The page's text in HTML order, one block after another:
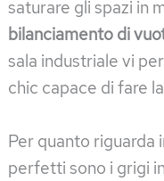
saturare gli spazi in
bilanciamento di
sala industriale vi
chic capace di fare
Per quanto riguarda
perfetti sono i grigi